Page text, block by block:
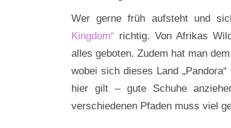
Wer gerne früh aufsteht und
Kingdom“ richtig. Von Afrikas
alles geboten. Zudem hat man
wobei sich dieses Land
hier gilt – gute Schuhe
verschiedenen Pfaden muss viel